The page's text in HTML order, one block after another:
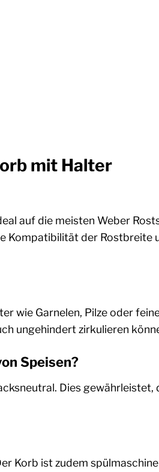
mit Halter
auf die meisten Weber
Kompatibilität der Rostbreite
wie Garnelen, Pilze oder
ungehindert zirkulieren
Speisen?
Dies gewährleistet,
Korb ist zudem